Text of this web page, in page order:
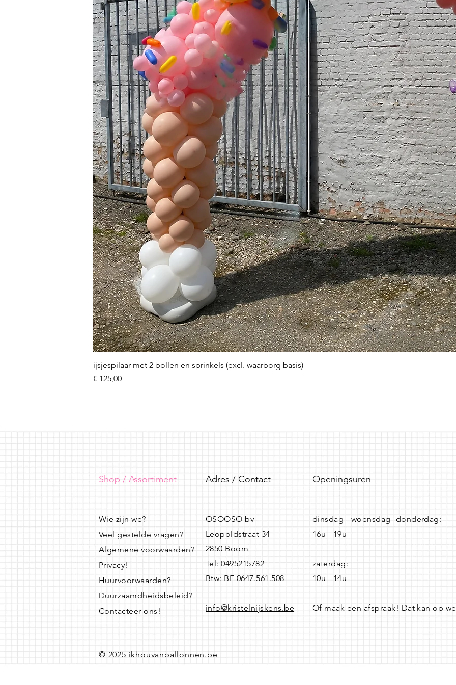
ijsjespilaar met 2 bollen en sprinkels (excl. waarborg basis)
Prijs
€ 125,00
Shop / Assortiment Adres / Contact Openingsuren
Wie zijn we?
Veel gestelde vragen?
Algemene voorwaarden?
Privacy!
Huurvoorwaarden?
Duurzaamdheidsbeleid?
Contacteer ons!
OSOOSO bv
Leopoldstraat 34
2850 Boom
Tel: 0495215782
Btw: BE 0647.561.508
info@kristelnijskens.be
dinsdag - woensdag- donderdag:
16u - 19u
zaterdag:
10u - 14u
Of maak een afspraak! Dat kan op
© 2025 ikhouvanballonnen.be